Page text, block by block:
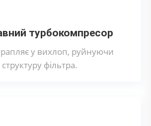
турбокомпресор
у вихлоп, руйнуючи
структуру фільтра.